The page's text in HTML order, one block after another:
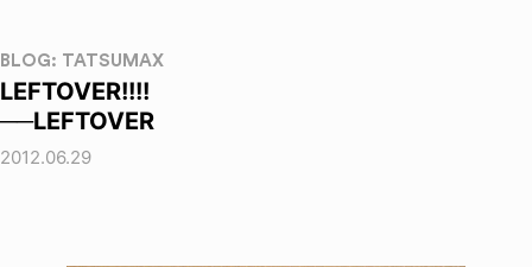
BLOG: TATSUMAX
LEFTOVER!!!!
──LEFTOVER
2012.06.29